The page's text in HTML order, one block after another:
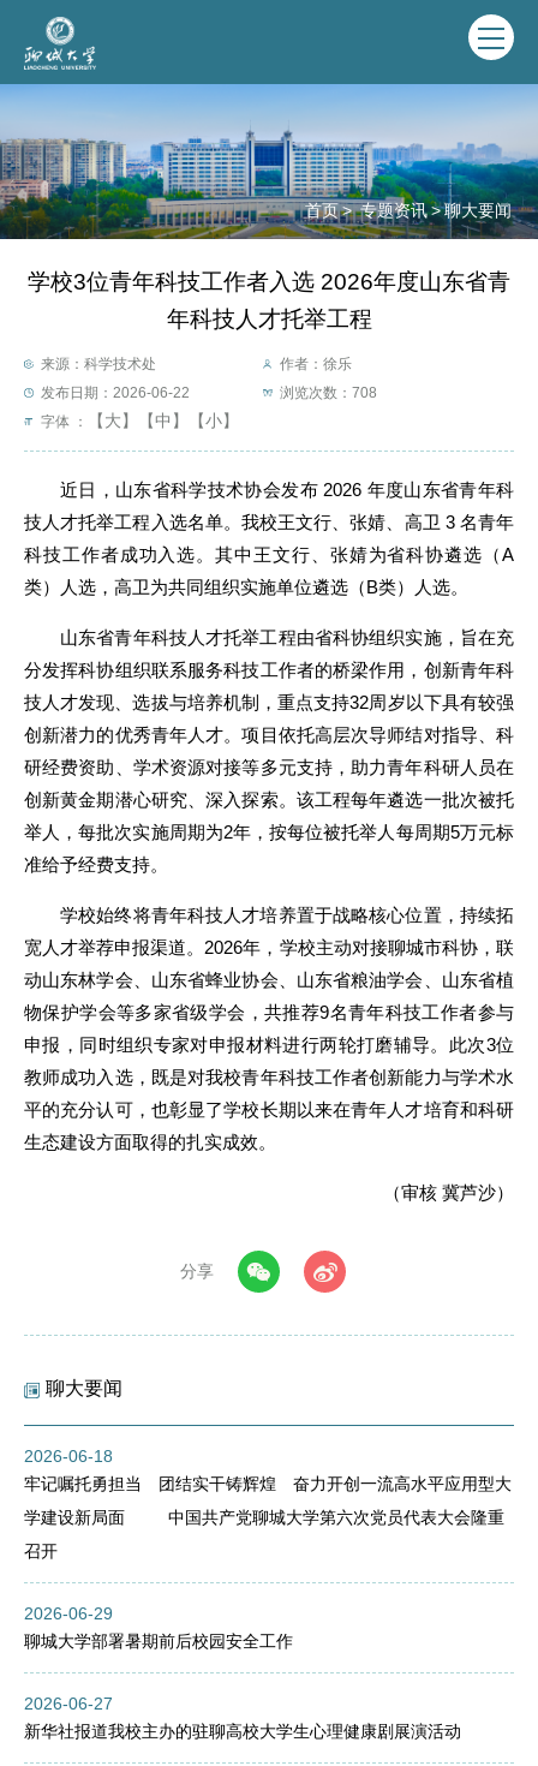
首页 > 专题资讯>聊大要闻
学校3位青年科技工作者入选 2026年度山东省青
年科技人才托举工程
来源：科学技术处
作者：徐乐
发布日期：2026-06-22
浏览次数：708
字体 ：
【大】 【中】 【小】
近日，山东省科学技术协会发布 2026 年度山东省青年科
技人才托举工程入选名单。我校王文行、张婧、高卫 3 名青年
科技工作者成功入选。其中王文行、张婧为省科协遴选（A
类）人选，高卫为共同组织实施单位遴选（B类）人选。
山东省青年科技人才托举工程由省科协组织实施，旨在充
分发挥科协组织联系服务科技工作者的桥梁作用，创新青年科
技人才发现、选拔与培养机制，重点支持32周岁以下具有较强
创新潜力的优秀青年人才。项目依托高层次导师结对指导、科
研经费资助、学术资源对接等多元支持，助力青年科研人员在
创新黄金期潜心研究、深入探索。该工程每年遴选一批次被托
举人，每批次实施周期为2年，按每位被托举人每周期5万元标
准给予经费支持。
学校始终将青年科技人才培养置于战略核心位置，持续拓
宽人才举荐申报渠道。2026年，学校主动对接聊城市科协，联
动山东林学会、山东省蜂业协会、山东省粮油学会、山东省植
物保护学会等多家省级学会，共推荐9名青年科技工作者参与
申报，同时组织专家对申报材料进行两轮打磨辅导。此次3位
教师成功入选，既是对我校青年科技工作者创新能力与学术水
平的充分认可，也彰显了学校长期以来在青年人才培育和科研
生态建设方面取得的扎实成效。
（审核 冀芦沙）
分享
聊大要闻
2026-06-18
牢记嘱托勇担当 团结实干铸辉煌 奋力开创一流高水平应用型大
学建设新局面 中国共产党聊城大学第六次党员代表大会隆重
召开
2026-06-29
聊城大学部署暑期前后校园安全工作
2026-06-27
新华社报道我校主办的驻聊高校大学生心理健康剧展演活动